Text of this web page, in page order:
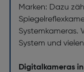
Marken: Dazu
Systemkameras.
System und
Digitalkameras